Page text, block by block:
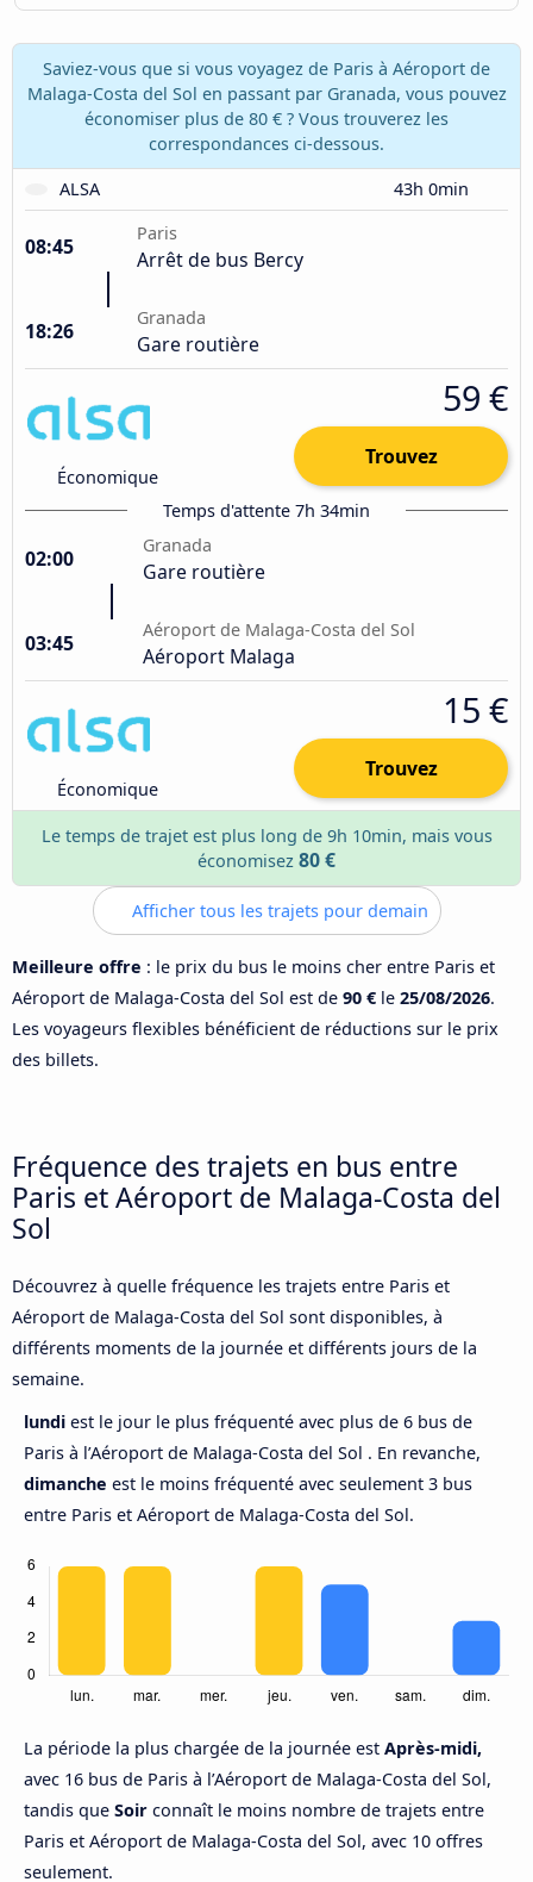
Saviez-vous que si vous voyagez de Paris à Aéroport de
Malaga-Costa del Sol en passant par Granada, vous pouvez
économiser plus de 80 € ? Vous trouverez les
correspondances ci-dessous.
ALSA
43h 0min
08:45
Paris
Arrêt de bus Bercy
18:26
Granada
Gare routière
Économique
59 €
Trouvez
Temps d'attente 7h 34min
02:00
Granada
Gare routière
03:45
Aéroport de Malaga-Costa del Sol
Aéroport Malaga
Économique
15 €
Trouvez
Le temps de trajet est plus long de 9h 10min, mais vous
économisez 80 €
Afficher tous les trajets pour demain
Meilleure offre : le prix du bus le moins cher entre Paris et
Aéroport de Malaga-Costa del Sol est de 90 € le 25/08/2026.
Les voyageurs flexibles bénéficient de réductions sur le prix
des billets.
Fréquence des trajets en bus entre
Paris et Aéroport de Malaga-Costa del
Sol
Découvrez à quelle fréquence les trajets entre Paris et
Aéroport de Malaga-Costa del Sol sont disponibles, à
différents moments de la journée et différents jours de la
semaine.
lundi est le jour le plus fréquenté avec plus de 6 bus de
Paris à l’Aéroport de Malaga-Costa del Sol . En revanche,
dimanche est le moins fréquenté avec seulement 3 bus
entre Paris et Aéroport de Malaga-Costa del Sol.
La période la plus chargée de la journée est Après-midi,
avec 16 bus de Paris à l’Aéroport de Malaga-Costa del Sol,
tandis que Soir connaît le moins nombre de trajets entre
Paris et Aéroport de Malaga-Costa del Sol, avec 10 offres
seulement.